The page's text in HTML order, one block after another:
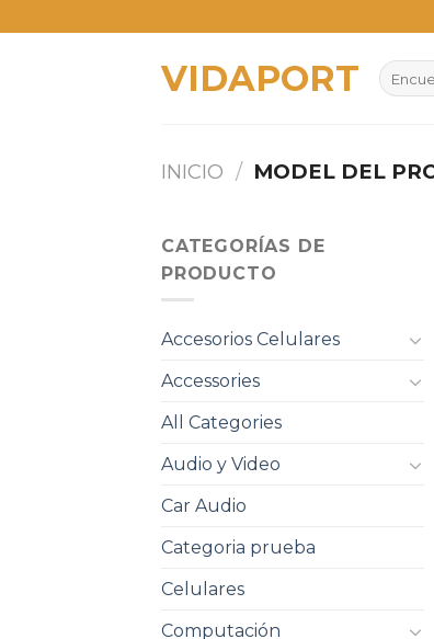
to
VIDAPORT
Buscar
por:
INICIO / MODEL DEL
CATEGORÍAS DE
PRODUCTO
Accesorios Celulares
Accessories
All Categories
Audio y Video
Car Audio
Categoria prueba
Celulares
Computación